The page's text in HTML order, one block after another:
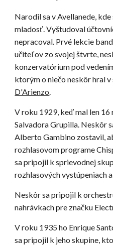
Narodil sa v Avellanede,
mladosť. Vyštudoval
nepracoval. Prvé lekcie
učiteľov zo svojej štvrte,
konzervatórium pod
ktorým o niečo neskôr hral
D'Arienzo.
V roku 1929, keď mal len
Salvadora Grupilla. Neskôr
Alberto Gambino zostavil,
rozhlasovom programe
sa pripojil k sprievodnej
rozhlasových vystúpeniach
Neskôr sa pripojil k
nahrávkach pre značku
V roku 1935 ho Enrique
sa pripojil k jeho skupine,